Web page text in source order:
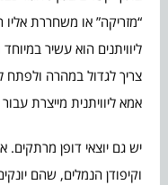
“מזריקה” או משחררת
צריך לגדול במהרה
אמא ליוויתנית מייצרת עבור הגור שלה 200
יש גם יוצאי דופן מרתקים.
וקיפודן הנמלים, שהם